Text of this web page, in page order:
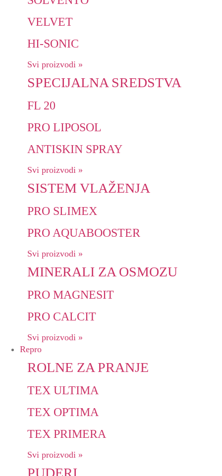
VELVET
HI-SONIC
Svi proizvodi »
SPECIJALNA SREDSTVA
FL 20
PRO LIPOSOL
ANTISKIN SPRAY
Svi proizvodi »
SISTEM VLAŽENJA
PRO SLIMEX
PRO AQUABOOSTER
Svi proizvodi »
MINERALI ZA OSMOZU
PRO MAGNESIT
PRO CALCIT
Svi proizvodi »
Repro
ROLNE ZA PRANJE
TEX ULTIMA
TEX OPTIMA
TEX PRIMERA
Svi proizvodi »
PUDERI